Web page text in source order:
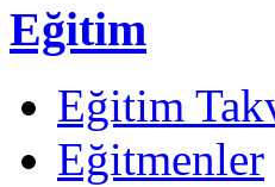
Eğitim
Eğitim
Eğitmenler